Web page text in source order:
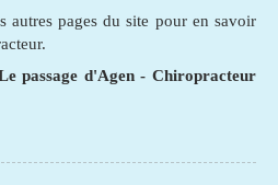
autres pages du site pour en savoir
passage d'Agen - Chiropracteur